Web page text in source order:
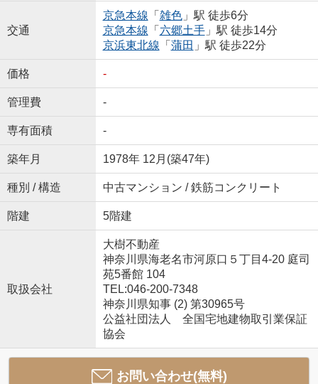
交通
京急本線 「 雑色」駅 徒歩6分
京急本線 「 六郷土手」駅 徒歩14分
京浜東北線 「 蒲田 」駅 徒歩22分
価格 -
管理費 -
専有面積 -
築年月 1978年 12月(築47年)
種別 / 構造 中古マンション / 鉄筋コンクリート
階建 5階建
取扱会社
大樹不動産
神奈川県海老名市河原口５丁目4-20 庭司
苑5番館 104
TEL:046-200-7348
神奈川県知事 (2) 第30965号
公益社団法人 全国宅地建物取引業保証
協会
お問い合わせ(無料)